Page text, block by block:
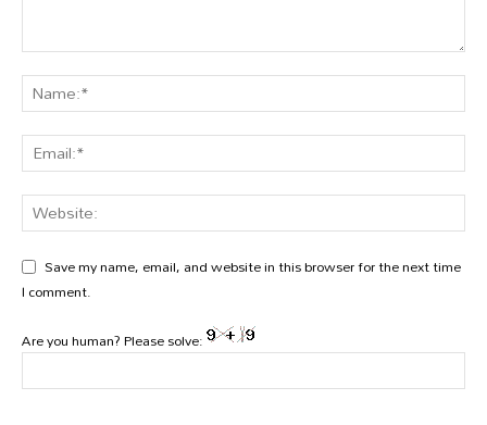
Save my name, email, and website in this browser for the next time
I comment.
Are you human? Please solve: